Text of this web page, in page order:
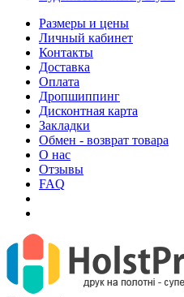
Размеры и цены
Личный кабинет
Контакты
Доставка
Оплата
Дропшиппинг
Дисконтная карта
Закладки
Обмен - возврат товара
О нас
Отзывы
FAQ